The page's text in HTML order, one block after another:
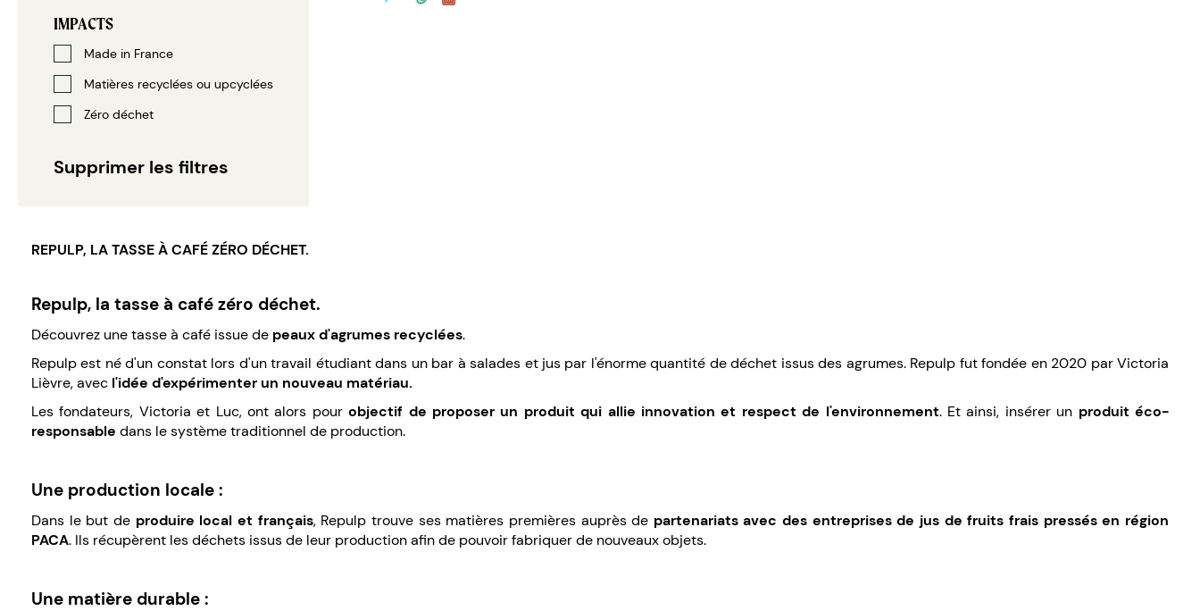
IMPACTS
Made in France
Matières recyclées ou upcyclées
Zéro déchet
Supprimer les filtres
REPULP, LA TASSE À CAFÉ ZÉRO DÉCHET.
Repulp, la tasse à café zéro déchet.
Découvrez une tasse à café issue de peaux d'agrumes recyclées.
Repulp est né d'un constat lors d'un travail étudiant dans un bar à salades et jus par l'énorme quantité de déchet issus des agrumes. Repulp fut fondée en 2020 par Victoria
Lièvre, avec l'idée d'expérimenter un nouveau matériau.
Les fondateurs, Victoria et Luc, ont alors pourobjectif de proposer un produit qui allie innovation et respect de l'environnement. Et ainsi, insérer un produit éco-
responsable dans le système traditionnel de production.
Une production locale :
Dans le but de produire local et français, Repulp trouve ses matières premières auprès de partenariats avec des entreprises de jus de fruits frais pressés en région
PACA. Ils récupèrent les déchets issus de leur production afin de pouvoir fabriquer de nouveaux objets.
Une matière durable :